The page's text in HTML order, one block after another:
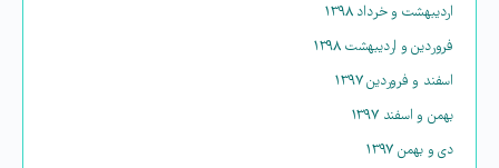
اردیبهشت و خرداد ۱۳۹۸
فروردین و اردیبهشت ۱۳۹۸
اسفند و فروردین ۱۳۹۷
بهمن و اسفند ۱۳۹۷
دی و بهمن ۱۳۹۷